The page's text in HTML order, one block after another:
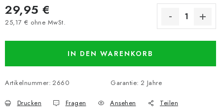
29,95 €
25,17 € ohne MwSt.
IN DEN WARENKORB
Artikelnummer: 2660 Garantie: 2 Jahre
Drucken Fragen Ansehen Teilen